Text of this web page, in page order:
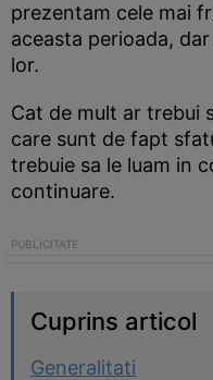
prezentam cele mai
aceasta perioada,
lor.
Cat de mult ar trebui
care sunt de fapt
trebuie sa le luam in
continuare.
Cuprins articol
Generalitati